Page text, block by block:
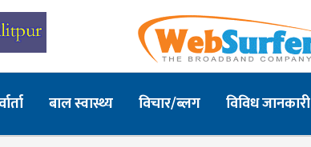
बाल स्वास्थ्य विचार/ब्लग विविध जानकारी